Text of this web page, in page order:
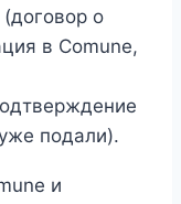
о
в Comune,
подали).
и